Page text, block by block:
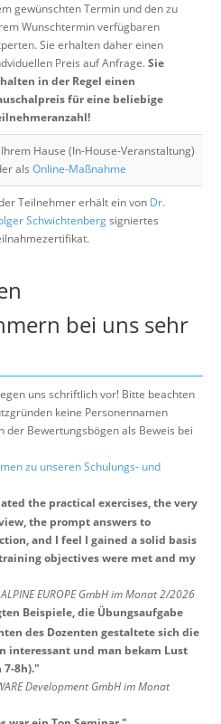
gewünschten Termin und den zu
Wunschtermin verfügbaren
Sie erhalten daher einen
Preis auf Anfrage.Sie
in der Regel einen
für eine beliebige
Hause (In-House-Veranstaltung)
als Online-Maßnahme
Teilnehmer erhält ein von Dr.
Schwichtenbergsigniertes
bei uns sehr
uns schriftlich vor! Bitte beachten
keine Personennamen
der Bewertungsbögen als Beweis bei
zu unseren Schulungs- und
the practical exercises, the very
the prompt answers to
and I feel I gained a solid basis
objectives were met and my
EUROPE GmbH im Monat 2/2026
Beispiele, die Übungsaufgabe
des Dozenten gestaltete sich die
interessant und man bekam Lust
7-8h)."
Development GmbH im Monat